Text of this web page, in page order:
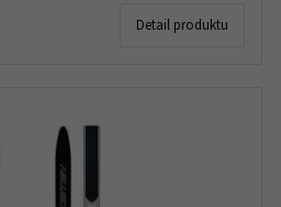
Detail produktu